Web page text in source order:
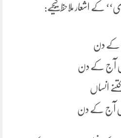
کے اشعار ملاحظ کیجیے:
کے دن
آج کے دن
انساں
آج کے دن